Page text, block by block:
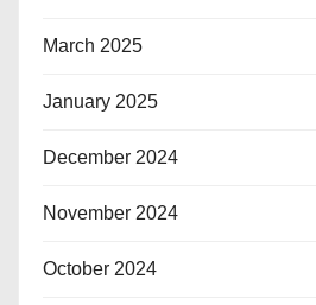
March 2025
January 2025
December 2024
November 2024
October 2024